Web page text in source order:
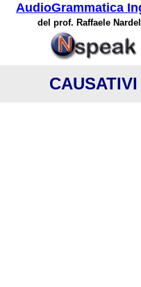
AudioGrammatica
del prof. Raffaele
CAUSATIVI